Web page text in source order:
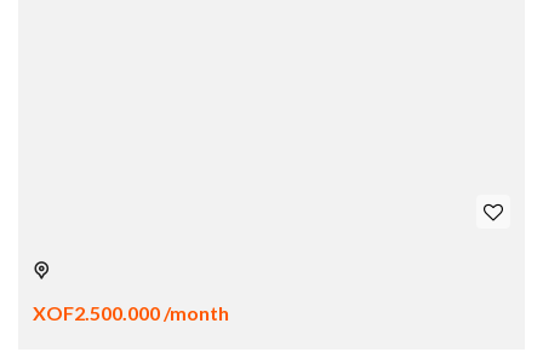
XOF2.500.000 /month